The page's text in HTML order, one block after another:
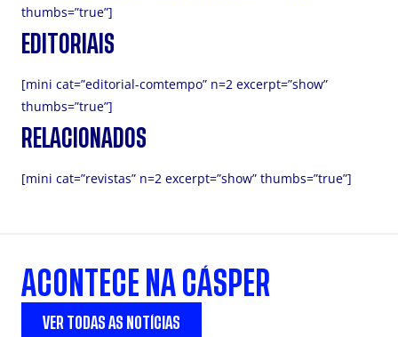
thumbs=”true”]
EDITORIAIS
[mini cat=”editorial-comtempo” n=2 excerpt=”show”
thumbs=”true”]
RELACIONADOS
[mini cat=”revistas” n=2 excerpt=”show” thumbs=”true”]
ACONTECE NA CÁSPER
VER TODAS AS NOTÍCIAS